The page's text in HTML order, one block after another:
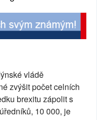
vládě
zvýšit počet celních
brexitu zápolit s
10 000, je